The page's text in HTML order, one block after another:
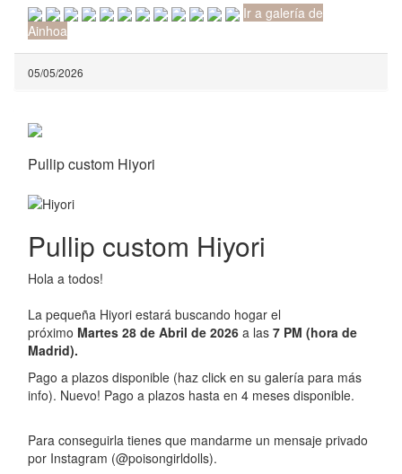
Ir a galería de
Ainhoa
05/05/2026
Pullip custom Hiyori
Pullip custom Hiyori
Hola a todos!
La pequeña Hiyori estará buscando hogar el
próximo Martes 28 de Abril de 2026 a las 7 PM (hora de
Madrid).
Pago a plazos disponible (haz click en su galería para más
info). Nuevo! Pago a plazos hasta en 4 meses disponible.
Para conseguirla tienes que mandarme un mensaje privado
por Instagram (@poisongirldolls).